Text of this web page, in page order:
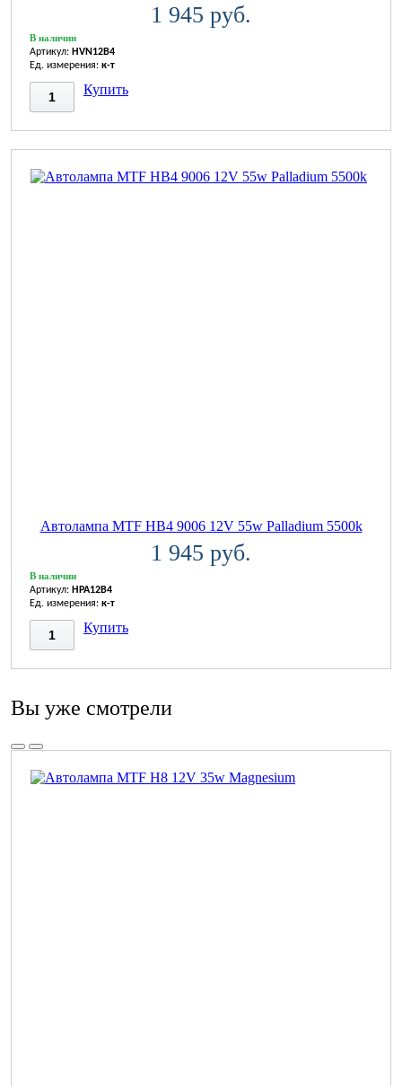
1 945 руб.
В наличии
Артикул: HVN12B4
Ед. измерения: к-т
Купить
Автолампа MTF HB4 9006 12V 55w Palladium 5500k
1 945 руб.
В наличии
Артикул: HPA12B4
Ед. измерения: к-т
Купить
Вы уже смотрели